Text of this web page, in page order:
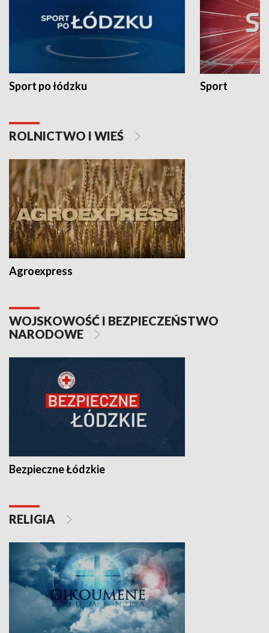
Sport po łódzku Sport
ROLNICTWO I WIEŚ
Agroexpress
WOJSKOWOŚĆ I BEZPIECZEŃSTWO
NARODOWE
Bezpieczne Łódzkie
RELIGIA